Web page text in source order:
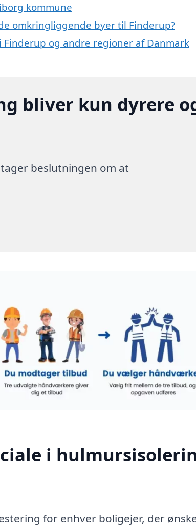
kommune
omkringliggende byer til Finderup?
og andre regioner af Danmark
bliver kun dyrere
beslutningen om at
i
for enhver boligejer, der